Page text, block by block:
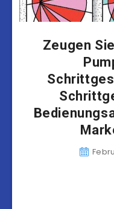
Zeugen